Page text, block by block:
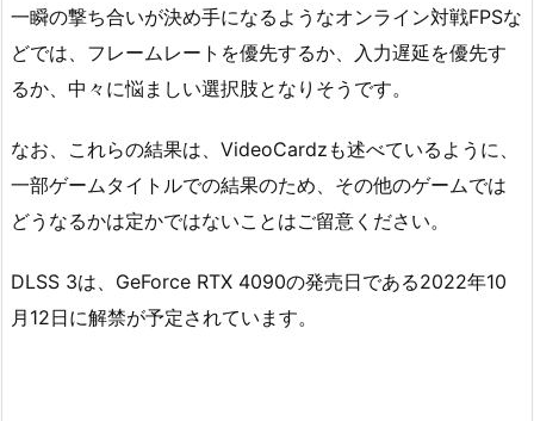
一瞬の撃ち合いが決め手になるようなオンライン対戦FPSな
どでは、フレームレートを優先するか、入力遅延を優先す
るか、中々に悩ましい選択肢となりそうです。
なお、これらの結果は、VideoCardzも述べているように、
一部ゲームタイトルでの結果のため、その他のゲームでは
どうなるかは定かではないことはご留意ください。
DLSS 3は、GeForce RTX 4090の発売日である2022年10
月12日に解禁が予定されています。